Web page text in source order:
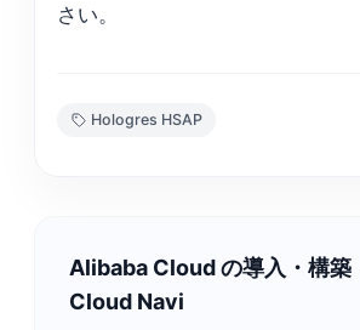
さい。
Hologres HSAP
Alibaba Cloud の導入・構築
Cloud Navi